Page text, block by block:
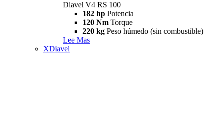
Diavel V4 RS 100
182 hp Potencia
120 Nm Torque
220 kg Peso húmedo (sin combustible)
Lee Mas
XDiavel